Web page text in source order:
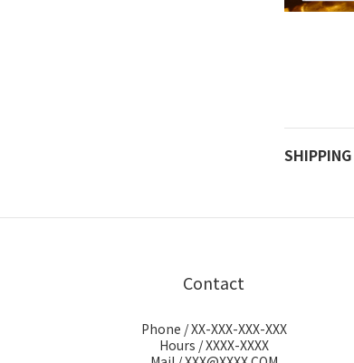
Contact
Phone / XX-XXX-XXX-XXX
Hours / XXXX-XXXX